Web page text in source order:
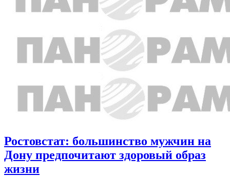
Ростовстат: большинство мужчин на
Дону предпочитают здоровый образ
жизни